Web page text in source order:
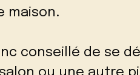
maison.
conseillé de se